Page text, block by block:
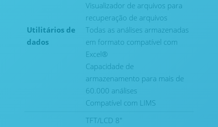
Utilitários de
dados
Visualizador de arquivos para
recuperação de arquivos
Todas as análises armazenadas
em formato compatível com
Excel®
Capacidade de
armazenamento para mais de
60.000 análises
Compatível com LIMS
TFT/LCD 8"